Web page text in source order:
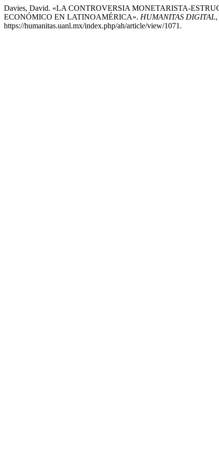
Davies, David. «LA CONTROVERSIA MONETARISTA-
ECONÓMICO EN LATINOAMÉRICA». HUMANITAS DIGITAL
https://humanitas.uanl.mx/index.php/ah/article/view/1071.